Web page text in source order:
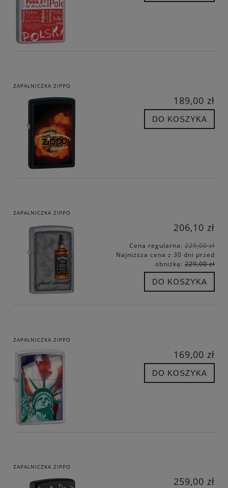
ZAPALNICZKA ZIPPO
189,00 zł
DO KOSZYKA
ZAPALNICZKA ZIPPO
206,10 zł
Cena regularna: 229,00 zł
Najniższa cena z 30 dni przed
obniżką: 229,00 zł
DO KOSZYKA
ZAPALNICZKA ZIPPO
169,00 zł
DO KOSZYKA
ZAPALNICZKA ZIPPO
259,00 zł